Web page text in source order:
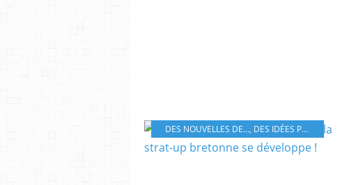
DES NOUVELLES DE..., DES IDÉES POUR MOINS GASPILLER